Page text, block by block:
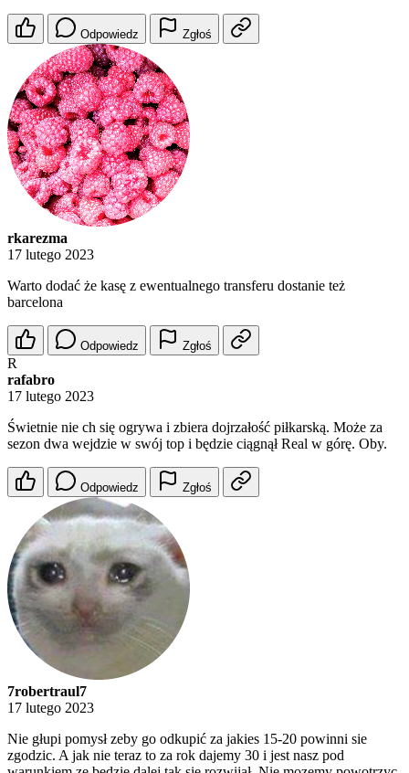
Odpowiedz Zgłoś
rkarezma
17 lutego 2023
Warto dodać że kasę z ewentualnego transferu dostanie też
barcelona
Odpowiedz Zgłoś
R
rafabro
17 lutego 2023
Świetnie nie ch się ogrywa i zbiera dojrzałość piłkarską. Może za
sezon dwa wejdzie w swój top i będzie ciągnął Real w górę. Oby.
Odpowiedz Zgłoś
7robertraul7
17 lutego 2023
Nie głupi pomysł zeby go odkupić za jakies 15-20 powinni sie
zgodzic. A jak nie teraz to za rok dajemy 30 i jest nasz pod